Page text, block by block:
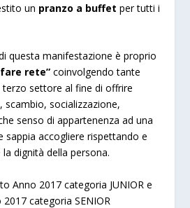
un pranzo a buffet per tutti i
questa manifestazione è proprio
rete” coinvolgendo tante
terzo settore al fine di offrire
scambio, socializzazione,
senso di appartenenza ad una
sappia accogliere rispettando e
dignità della persona.
Anno 2017 categoria JUNIOR e
categoria SENIOR